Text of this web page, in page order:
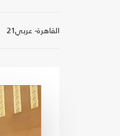
القاهرة- عربي21